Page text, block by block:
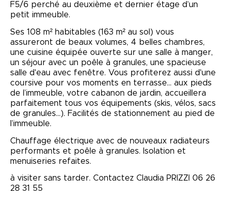
F5/6 perché au deuxième et dernier étage d’un
petit immeuble.
Ses 108 m² habitables (163 m² au sol) vous
assureront de beaux volumes, 4 belles chambres,
une cuisine équipée ouverte sur une salle à manger,
un séjour avec un poêle à granules, une spacieuse
salle d'eau avec fenêtre. Vous profiterez aussi d'une
coursive pour vos moments en terrasse… aux pieds
de l’immeuble, votre cabanon de jardin, accueillera
parfaitement tous vos équipements (skis, vélos, sacs
de granules…). Facilités de stationnement au pied de
l’immeuble.
Chauffage électrique avec de nouveaux radiateurs
performants et poêle à granules. Isolation et
menuiseries refaites.
à visiter sans tarder. Contactez Claudia PRIZZI 06 26
28 31 55